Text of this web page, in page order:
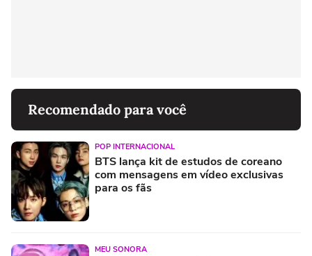
Recomendado para você
POP INTERNACIONAL
BTS lança kit de estudos de coreano
com mensagens em vídeo exclusivas
para os fãs
MEU SONORA